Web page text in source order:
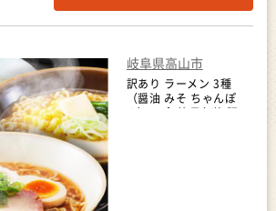
岐阜県高山市
訳あり ラーメン 3種
（醤油 みそ ちゃんぽ
ん）15食 簡易包装 訳あ